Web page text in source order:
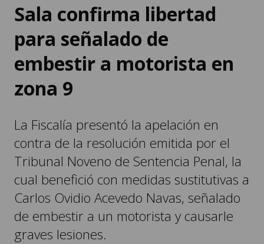
Sala confirma libertad
para señalado de
embestir a motorista en
zona 9
La Fiscalía presentó la apelación en
contra de la resolución emitida por el
Tribunal Noveno de Sentencia Penal, la
cual benefició con medidas sustitutivas a
Carlos Ovidio Acevedo Navas, señalado
de embestir a un motorista y causarle
graves lesiones.